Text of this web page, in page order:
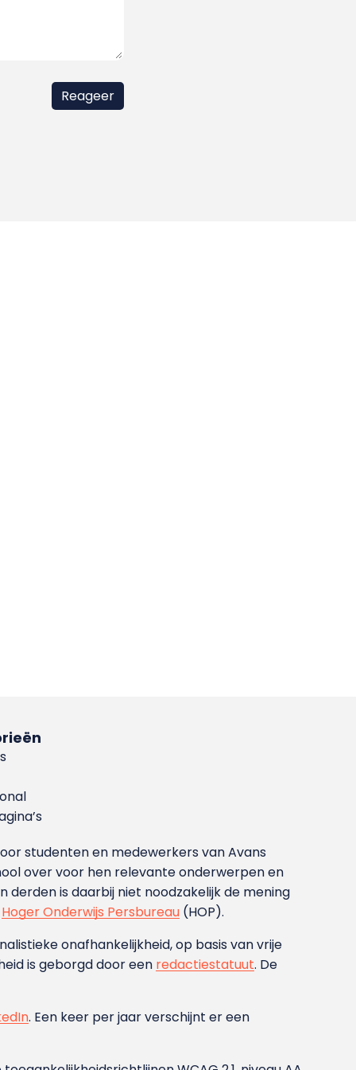
studenten en medewerkers van Avans
over voor hen relevante onderwerpen en
is daarbij niet noodzakelijk de mening
Hoger Onderwijs Persbureau (HOP).
onafhankelijkheid, op basis van vrije
is geborgd door een redactiestatuut. De
. Een keer per jaar verschijnt er een